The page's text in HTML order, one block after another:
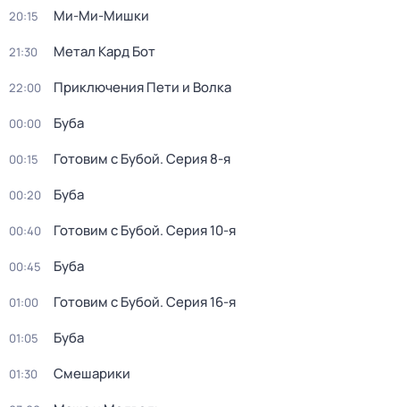
20:15 Ми-Ми-Мишки
21:30 Метал Кард Бот
22:00 Приключения Пети и Волка
00:00 Буба
00:15 Готовим с Бубой. Серия 8-я
00:20 Буба
00:40 Готовим с Бубой. Серия 10-я
00:45 Буба
01:00 Готовим с Бубой. Серия 16-я
01:05 Буба
01:30 Смешарики